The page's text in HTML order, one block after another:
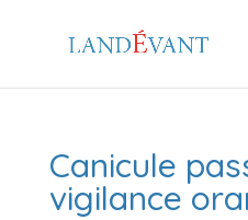
Canicule
vigilance